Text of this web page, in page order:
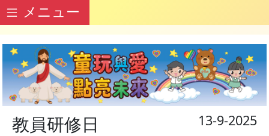
メニュー
13-9-2025
教員研修日